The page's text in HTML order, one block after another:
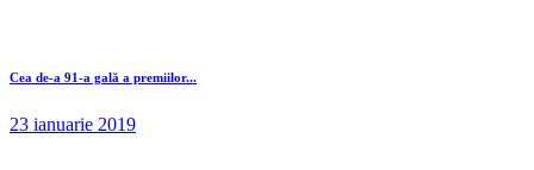
Cea de-a 91-a gală a premiilor...
23 ianuarie 2019